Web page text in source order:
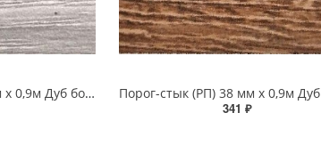
Порог-стык (РП) 38 мм х 0,9м Дуб босфор
341 ₽